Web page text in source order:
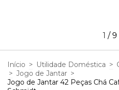
1 /9
Início > Utilidade Doméstica >
> Jogo de Jantar >
Jogo de Jantar 42 Peças Chá